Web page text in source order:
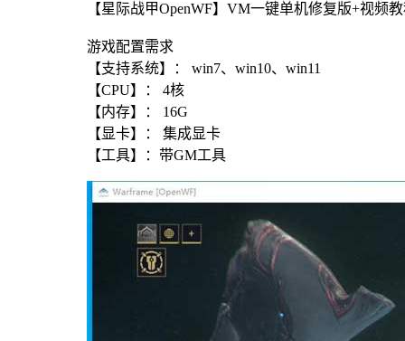
【星际战甲OpenWF】VM一键单机修复版+视频
游戏配置需求
【支持系统】： win7、win10、win11
【CPU】： 4核
【内存】： 16G
【显卡】： 集成显卡
【工具】：带GM工具